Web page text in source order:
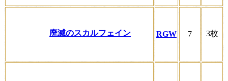
廃滅のスカルフェイン RGW 7 3枚